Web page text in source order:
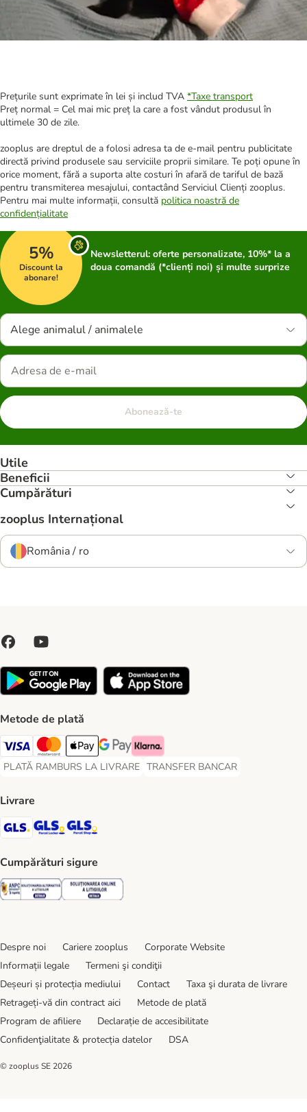
Prețurile sunt exprimate în lei și includ TVA *Taxe transport
Preț normal = Cel mai mic preț la care a fost vândut produsul în
ultimele 30 de zile.
zooplus are dreptul de a folosi adresa ta de e-mail pentru publicitate
directă privind produsele sau serviciile proprii similare. Te poți opune în
orice moment, fără a suporta alte costuri în afară de tariful de bază
pentru transmiterea mesajului, contactând Serviciul Clienți zooplus.
Pentru mai multe informații, consultă politica noastră de
confidențialitate
5%
Discount la
abonare!
Newsletterul: oferte personalizate, 10%* la a
doua comandă (*clienți noi) și multe surprize
Alege animalul / animalele
Abonează-te
Utile
Beneficii
Cumpărături
zooplus Internațional
România / ro
Metode de plată
Visa Payment Method
Master Card Payment Method
Apple Pay Payment Method
Google Pay Payment Method
Klarna Payment Method
PLATĂ RAMBURS LA LIVRARE
PLATĂ RAMBURS LA LIVRARE Payment Method
TRANSFER BANCAR
TRANSFER BANCAR Payment
Livrare
GLS Shipping Method
GLS Locker Shipping Method
Cumpărături sigure
Security Security
Despre noi Cariere zooplus
Corporate Website
Informații legale
Termeni şi condiţii
Deșeuri și protecția mediului
Contact
Taxa şi durata de livrare
Retrageți-vă din contract aici
Metode de plată
Program de afiliere
Declarație de accesibilitate
Confidenţialitate & protecția datelor
DSA
© zooplus SE 2026